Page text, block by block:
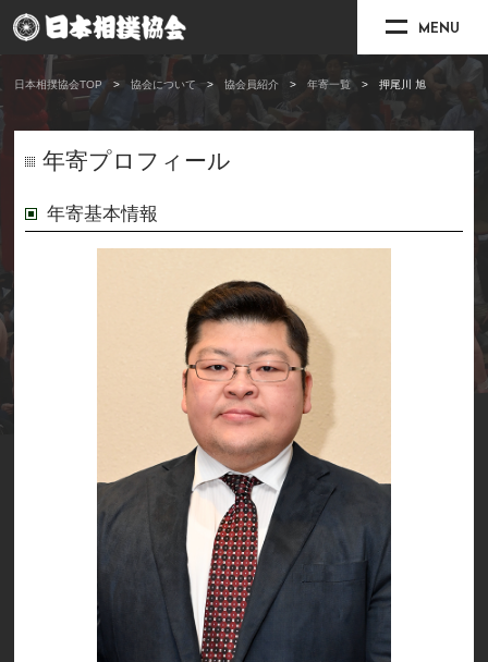
MENU
日本相撲協会TOP 協会について 協会員紹介 年寄一覧 押尾川 旭
年寄プロフィール
年寄基本情報